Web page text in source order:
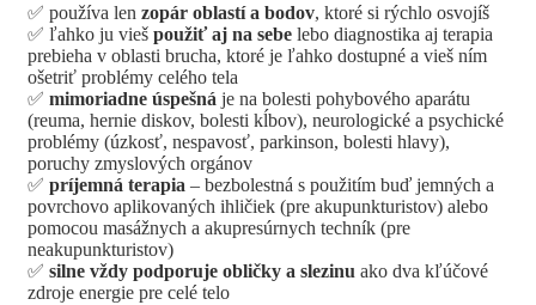
✅ používa len zopár oblastí a bodov, ktoré si rýchlo osvojíš
✅ ľahko ju vieš použiť aj na sebe lebo diagnostika aj terapia
prebieha v oblasti brucha, ktoré je ľahko dostupné a vieš ním
ošetriť problémy celého tela
✅ mimoriadne úspešná je na bolesti pohybového aparátu
(reuma, hernie diskov, bolesti kĺbov), neurologické a psychické
problémy (úzkosť, nespavosť, parkinson, bolesti hlavy),
poruchy zmyslových orgánov
✅ príjemná terapia – bezbolestná s použitím buď jemných a
povrchovo aplikovaných ihličiek (pre akupunkturistov) alebo
pomocou masážnych a akupresúrnych techník (pre
neakupunkturistov)
✅ silne vždy podporuje obličky a slezinu ako dva kľúčové
zdroje energie pre celé telo